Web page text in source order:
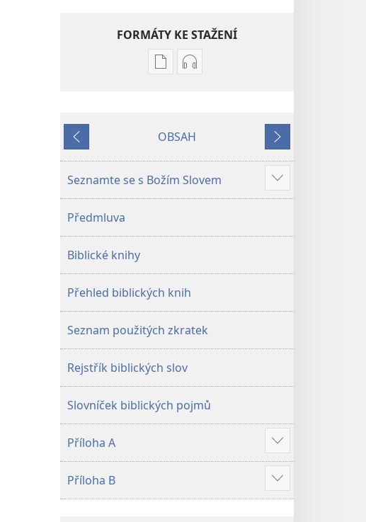
FORMÁTY KE STAŽENÍ
Formáty
Bible –
nového
světa
Formáty
Bible –
nového
světa
Předchozí
OBSAH
Další
Seznamte se s Božím Slovem
Ukázat
více
Předmluva
Biblické knihy
Přehled biblických knih
Seznam použitých zkratek
Rejstřík biblických slov
Slovníček biblických pojmů
Příloha A
Ukázat
více
Příloha B
Ukázat
více